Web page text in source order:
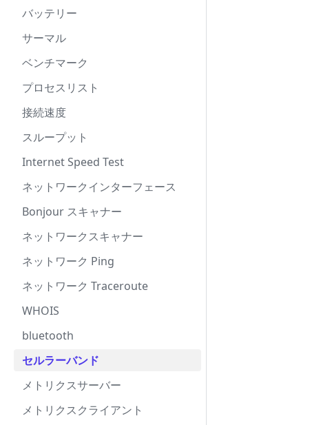
バッテリー
サーマル
ベンチマーク
プロセスリスト
接続速度
スループット
Internet Speed Test
ネットワークインターフェース
Bonjour スキャナー
ネットワークスキャナー
ネットワーク Ping
ネットワーク Traceroute
WHOIS
bluetooth
セルラーバンド
メトリクスサーバー
メトリクスクライアント